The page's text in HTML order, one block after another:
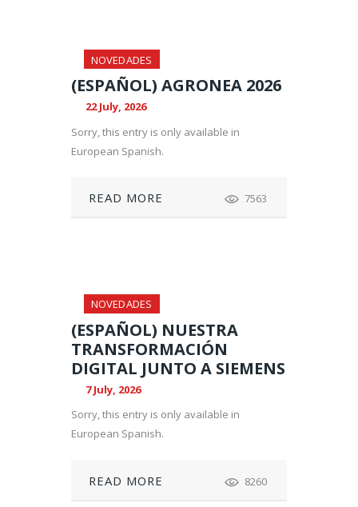
NOVEDADES
(ESPAÑOL) AGRONEA 2026
22 July, 2026
Sorry, this entry is only available in
European Spanish.
READ MORE 7563
NOVEDADES
(ESPAÑOL) NUESTRA
TRANSFORMACIÓN
DIGITAL JUNTO A SIEMENS
7 July, 2026
Sorry, this entry is only available in
European Spanish.
READ MORE 8260